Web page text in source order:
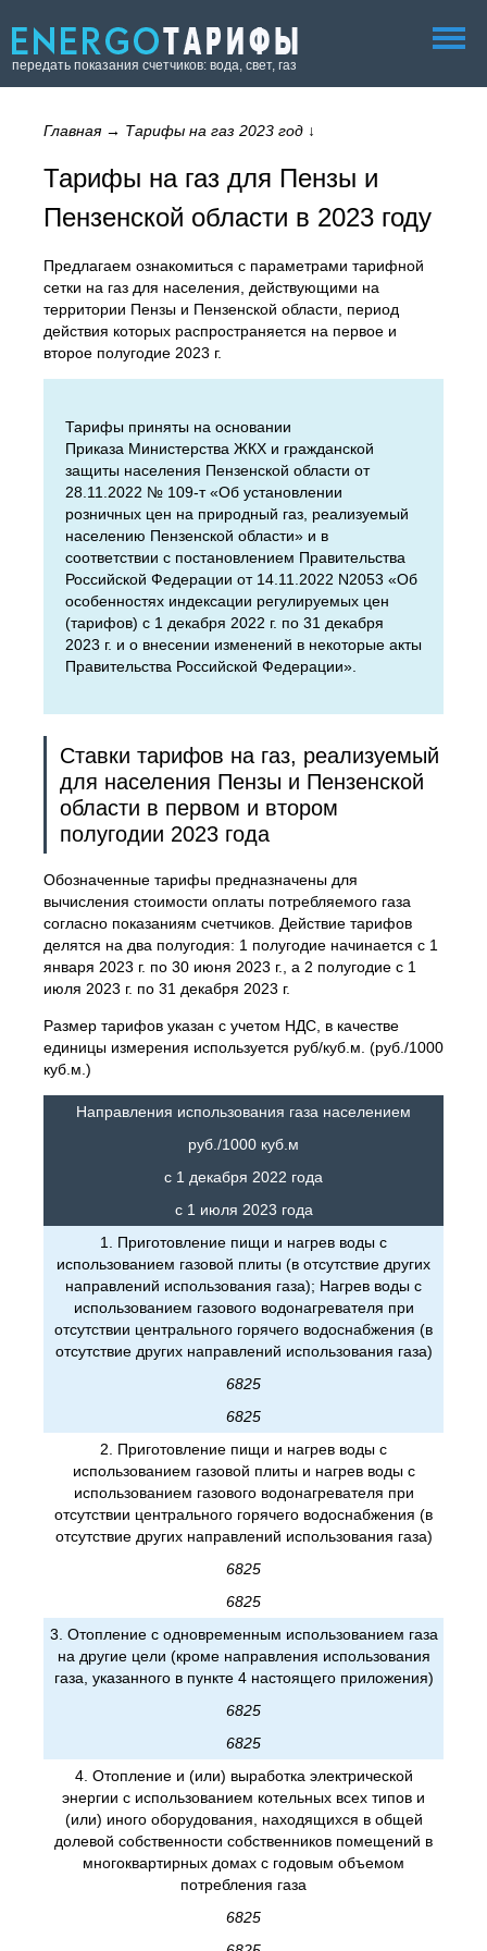
передать показания счетчиков: вода, свет, газ
Главная→ Тарифы на газ 2023 год ↓
Тарифы на газ для Пензы и
Пензенской области в 2023 году
Предлагаем ознакомиться с параметрами тарифной
сетки на газ для населения, действующими на
территории Пензы и Пензенской области, период
действия которых распространяется на первое и
второе полугодие 2023 г.
Тарифы приняты на основании
Приказа Министерства ЖКХ и гражданской
защиты населения Пензенской области от
28.11.2022 № 109-т «Об установлении
розничных цен на природный газ, реализуемый
населению Пензенской области» и в
соответствии с постановлением Правительства
Российской Федерации от 14.11.2022 N2053 «Об
особенностях индексации регулируемых цен
(тарифов) с 1 декабря 2022 г. по 31 декабря
2023 г. и о внесении изменений в некоторые акты
Правительства Российской Федерации».
Ставки тарифов на газ, реализуемый
для населения Пензы и Пензенской
области в первом и втором
полугодии 2023 года
Обозначенные тарифы предназначены для
вычисления стоимости оплаты потребляемого газа
согласно показаниям счетчиков. Действие тарифов
делятся на два полугодия: 1 полугодие начинается с 1
января 2023 г. по 30 июня 2023 г., а 2 полугодие с 1
июля 2023 г. по 31 декабря 2023 г.
Размер тарифов указан с учетом НДС, в качестве
единицы измерения используется руб/куб.м. (руб./1000
куб.м.)
Направления использования газа населением
руб./1000 куб.м
с 1 декабря 2022 года
с 1 июля 2023 года
1. Приготовление пищи и нагрев воды с
использованием газовой плиты (в отсутствие других
направлений использования газа); Нагрев воды с
использованием газового водонагревателя при
отсутствии центрального горячего водоснабжения (в
отсутствие других направлений использования газа)
6825
6825
2. Приготовление пищи и нагрев воды с
использованием газовой плиты и нагрев воды с
использованием газового водонагревателя при
отсутствии центрального горячего водоснабжения (в
отсутствие других направлений использования газа)
6825
6825
3. Отопление с одновременным использованием газа
на другие цели (кроме направления использования
газа, указанного в пункте 4 настоящего приложения)
6825
6825
4. Отопление и (или) выработка электрической
энергии с использованием котельных всех типов и
(или) иного оборудования, находящихся в общей
долевой собственности собственников помещений в
многоквартирных домах с годовым объемом
потребления газа
6825